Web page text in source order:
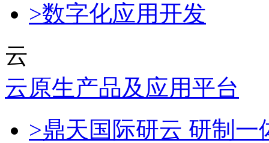
>数字化应用开发
云
云原生产品及应用平台
>鼎天国际研云 研制